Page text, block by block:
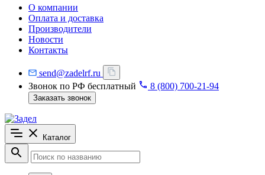
О компании
Оплата и доставка
Производители
Новости
Контакты
send@zadelrf.ru
Звонок по РФ бесплатный
8 (800) 700-21-94
Заказать звонок
Каталог